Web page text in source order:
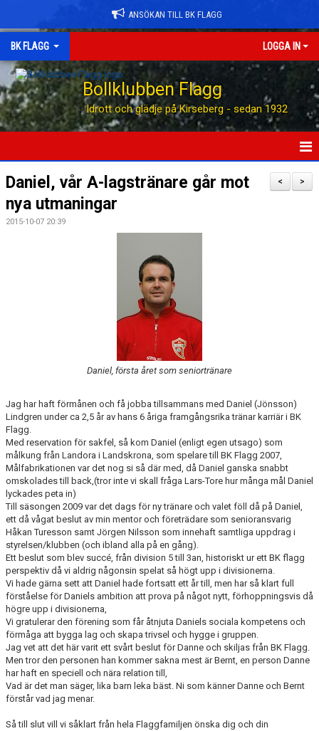
ANSÖKAN TILL BK FLAGG
BK FLAGG LOGGA IN
Bollklubben Flagg
Idrott och glädje på Kirseberg - sedan 1932
HEM
ANSÖK TILL BK FLAGG
MATCHER
BILDGALLERI
DOKUMENT
KÖP FÖRENINGSKLÄDER
VÅRA PARTNERS!
>
<
Daniel, vår A-lagstränare går mot
nya utmaningar
2015-10-07 20:39
Daniel, första året som seniortränare
Jag har haft förmånen och få jobba tillsammans med Daniel (Jönsson)
Lindgren under ca 2,5 år av hans 6 åriga framgångsrika tränar karriär i BK
Flagg.
Med reservation för sakfel, så kom Daniel (enligt egen utsago) som
målkung från Landora i Landskrona, som spelare till BK Flagg 2007,
Målfabrikationen var det nog si så där med, då Daniel ganska snabbt
omskolades till back,(tror inte vi skall fråga Lars-Tore hur många mål Daniel
lyckades peta in)
Till säsongen 2009 var det dags för ny tränare och valet föll då på Daniel,
ett då vågat beslut av min mentor och företrädare som senioransvarig
Håkan Turesson samt Jörgen Nilsson som innehaft samtliga uppdrag i
styrelsen/klubben (och ibland alla på en gång).
Ett beslut som blev succé, från division 5 till 3an, historiskt ur ett BK flagg
perspektiv då vi aldrig någonsin spelat så högt upp i divisionerna.
Vi hade gärna sett att Daniel hade fortsatt ett år till, men har så klart full
förståelse för Daniels ambition att prova på något nytt, förhoppningsvis då
högre upp i divisionerna,
Vi gratulerar den förening som får åtnjuta Daniels sociala kompetens och
förmåga att bygga lag och skapa trivsel och hygge i gruppen.
Jag vet att det här varit ett svårt beslut för Danne och skiljas från BK Flagg.
Men tror den personen han kommer sakna mest är Bernt, en person Danne
har haft en speciell och nära relation till,
Vad är det man säger, lika barn leka bäst. Ni som känner Danne och Bernt
förstår vad jag menar.
Så till slut vill vi såklart från hela Flaggfamiljen önska dig och din